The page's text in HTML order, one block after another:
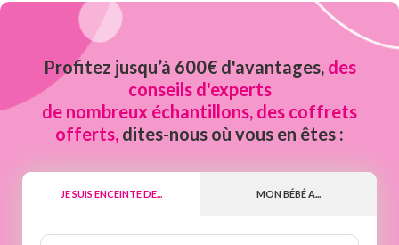
Profitez jusqu’à 600€ d'avantages, des
conseils d'experts
de nombreux échantillons, des coffrets
offerts, dites-nous où vous en êtes :
JE SUIS ENCEINTE DE... MON BÉBÉ A...